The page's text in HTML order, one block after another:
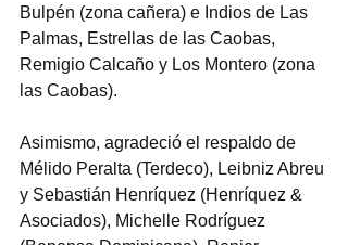
Bulpén (zona cañera) e Indios de Las
Palmas, Estrellas de las Caobas,
Remigio Calcaño y Los Montero (zona
las Caobas).
Asimismo, agradeció el respaldo de
Mélido Peralta (Terdeco), Leibniz Abreu
y Sebastián Henríquez (Henríquez &
Asociados), Michelle Rodríguez